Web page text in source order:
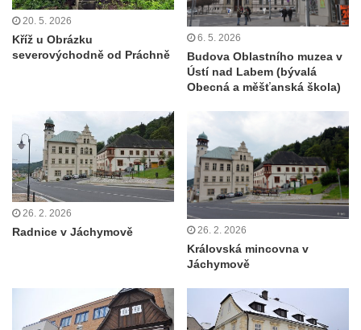
20. 5. 2026
Kříž u Obrázku
severovýchodně od Práchně
6. 5. 2026
Budova Oblastního muzea v
Ústí nad Labem (bývalá
Obecná a měšťanská škola)
26. 2. 2026
Radnice v Jáchymově 26. 2. 2026
Královská mincovna v
Jáchymově